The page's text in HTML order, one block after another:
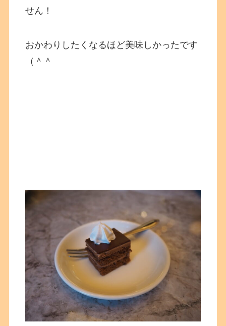
せん！
おかわりしたくなるほど美味しかったです
（＾＾